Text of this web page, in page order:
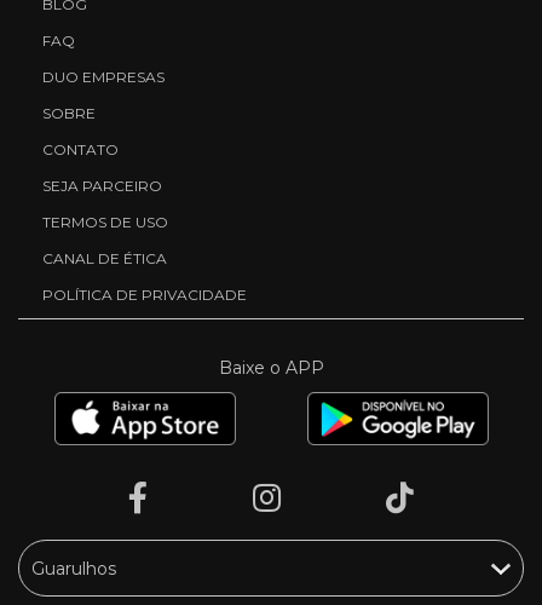
BLOG
FAQ
DUO EMPRESAS
SOBRE
CONTATO
SEJA PARCEIRO
TERMOS DE USO
CANAL DE ÉTICA
POLÍTICA DE PRIVACIDADE
Baixe o APP